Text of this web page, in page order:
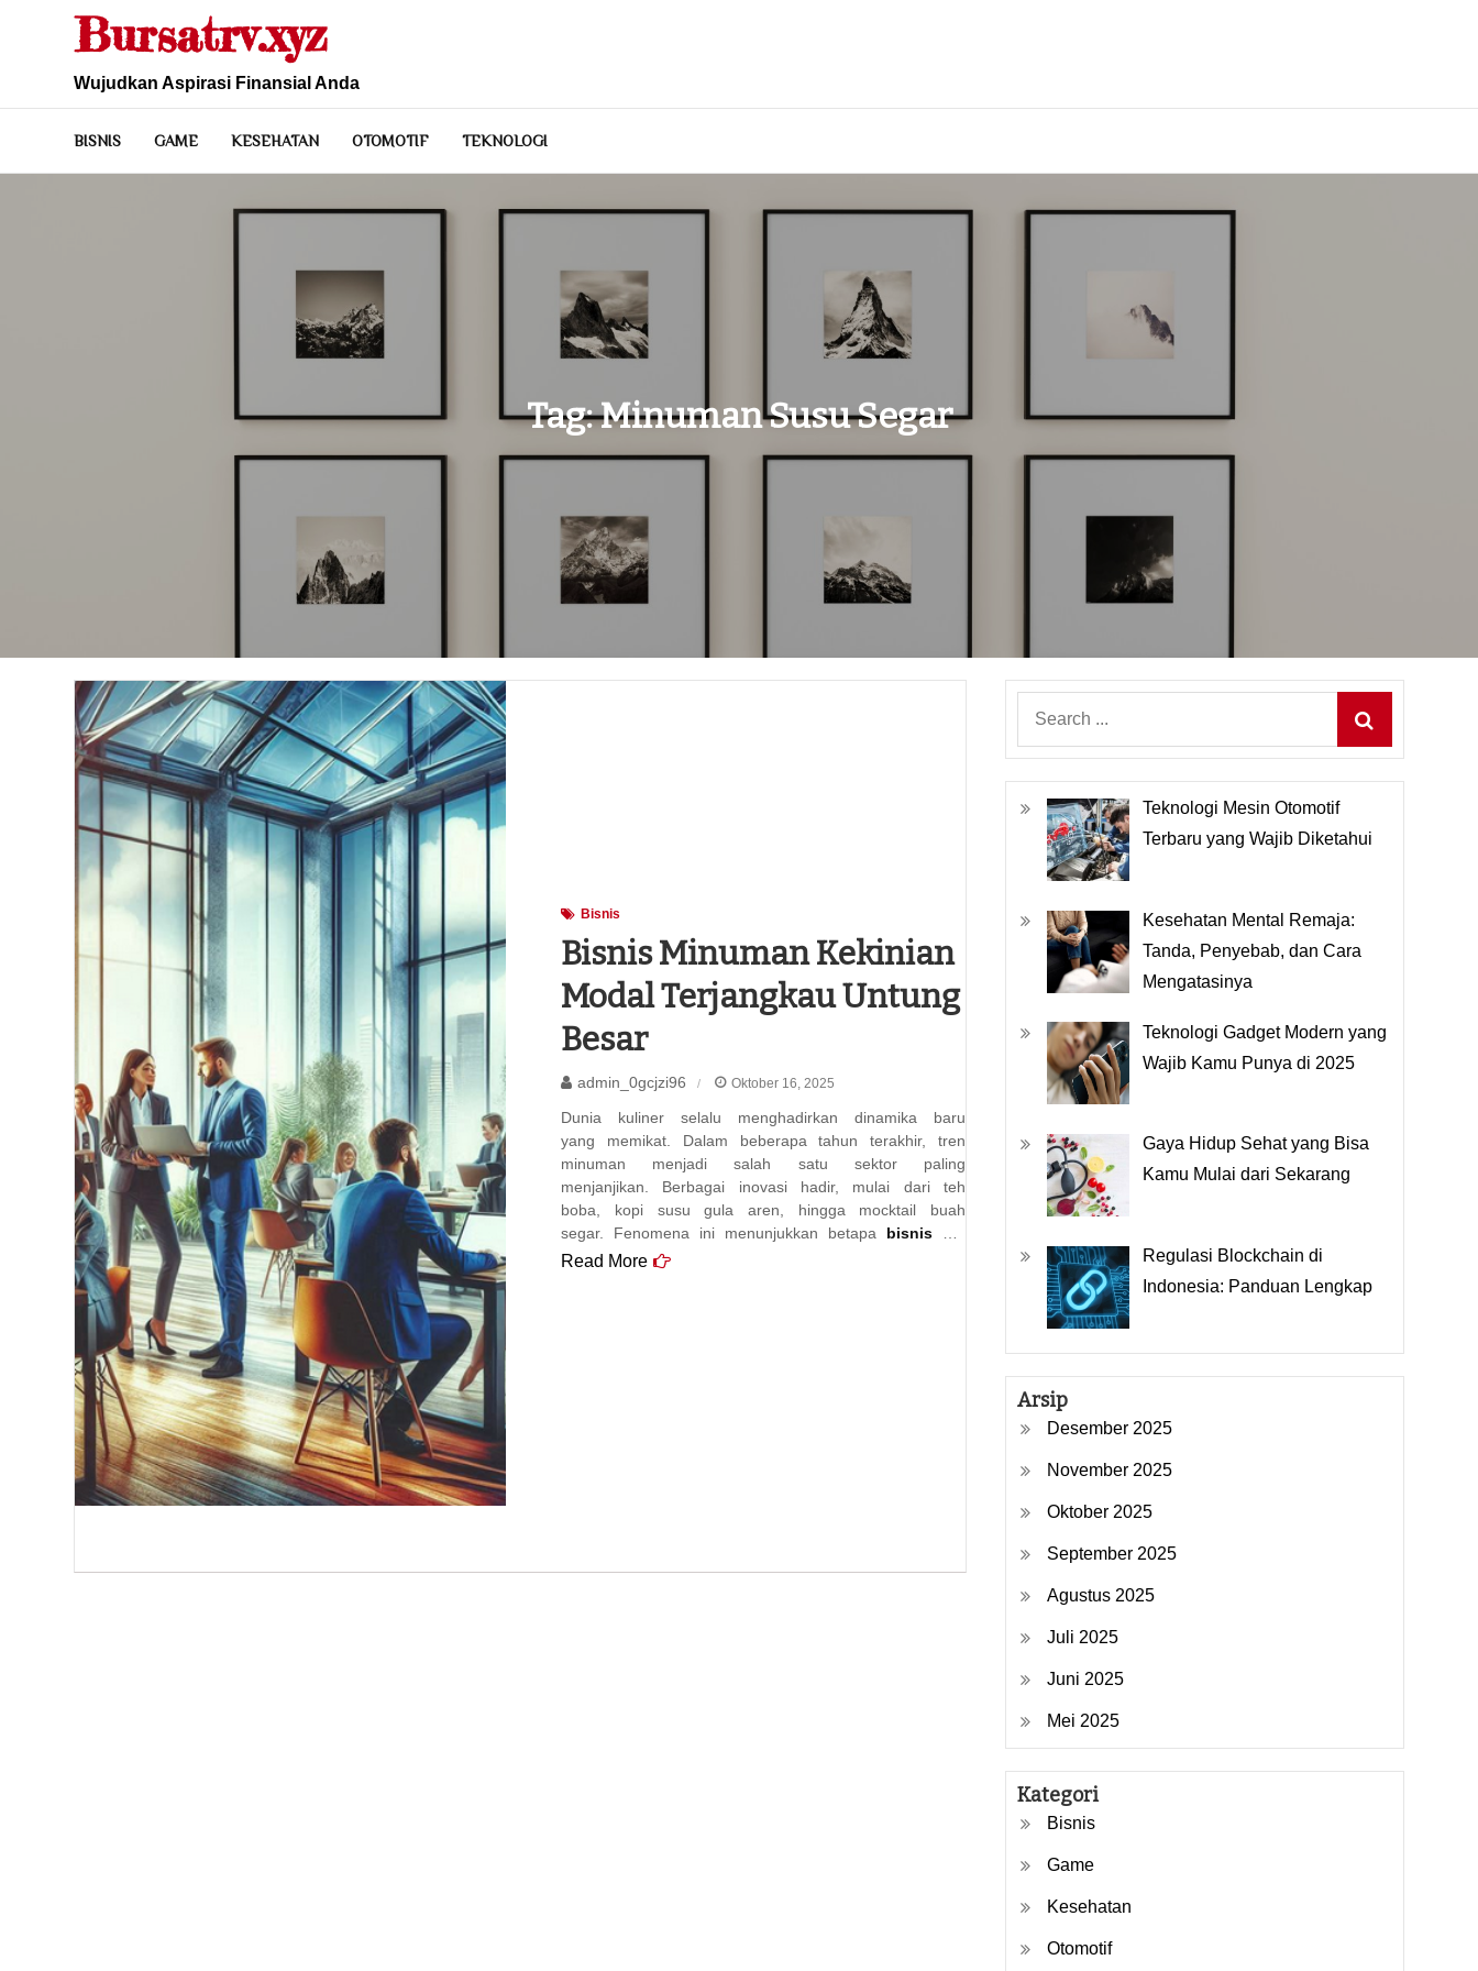
Bursatrv.xyz
Wujudkan Aspirasi Finansial Anda
BISNIS GAME KESEHATAN OTOMOTIF TEKNOLOGI
Tag:Minuman Susu Segar
Bisnis
Bisnis Minuman Kekinian
Modal Terjangkau Untung
Besar
admin_0gcjzi96 Oktober 16, 2025
Dunia kuliner selalu menghadirkan dinamika baru
yang memikat. Dalam beberapa tahun terakhir, tren
minuman menjadi salah satu sektor paling
menjanjikan. Berbagai inovasi hadir, mulai dari teh
boba, kopi susu gula aren, hingga mocktail buah
segar. Fenomena ini menunjukkan betapa bisnis …
Read More
Teknologi Mesin Otomotif
Terbaru yang Wajib Diketahui
Kesehatan Mental Remaja:
Tanda, Penyebab, dan Cara
Mengatasinya
Teknologi Gadget Modern yang
Wajib Kamu Punya di 2025
Gaya Hidup Sehat yang Bisa
Kamu Mulai dari Sekarang
Regulasi Blockchain di
Indonesia: Panduan Lengkap
Arsip
Desember 2025
November 2025
Oktober 2025
September 2025
Agustus 2025
Juli 2025
Juni 2025
Mei 2025
Kategori
Bisnis
Game
Kesehatan
Otomotif